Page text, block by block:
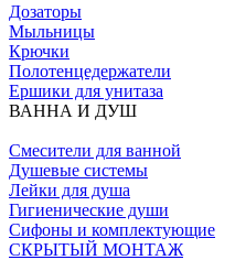
Дозаторы
Мыльницы
Крючки
Полотенцедержатели
Ершики для унитаза
ВАННА И ДУШ
Смесители для ванной
Душевые системы
Лейки для душа
Гигиенические души
Сифоны и комплектующие
СКРЫТЫЙ МОНТАЖ